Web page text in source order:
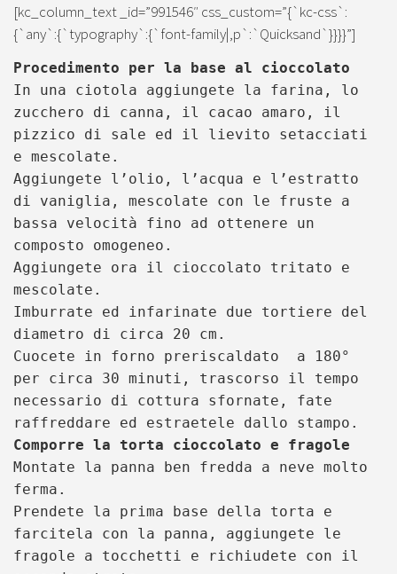
[kc_column_text _id=”991546″ css_custom=”{`kc-css`:
{`any`:{`typography`:{`font-family|,p`:`Quicksand`}}}}”]
Procedimento per la base al cioccolato
In una ciotola aggiungete la farina, lo
zucchero di canna, il cacao amaro, il
pizzico di sale ed il lievito setacciati
e mescolate.
Aggiungete l’olio, l’acqua e l’estratto
di vaniglia, mescolate con le fruste a
bassa velocità fino ad ottenere un
composto omogeneo.
Aggiungete ora il cioccolato tritato e
mescolate.
Imburrate ed infarinate due tortiere del
diametro di circa 20 cm.
Cuocete in forno preriscaldato a 180°
per circa 30 minuti, trascorso il tempo
necessario di cottura sfornate, fate
raffreddare ed estraetele dallo stampo .
Comporre la torta cioccolato e fragole
Montate la panna ben fredda a neve molto
ferma.
Prendete la prima base della torta e
farcitela con la panna, aggiungete le
fragole a tocchetti e richiudete con il